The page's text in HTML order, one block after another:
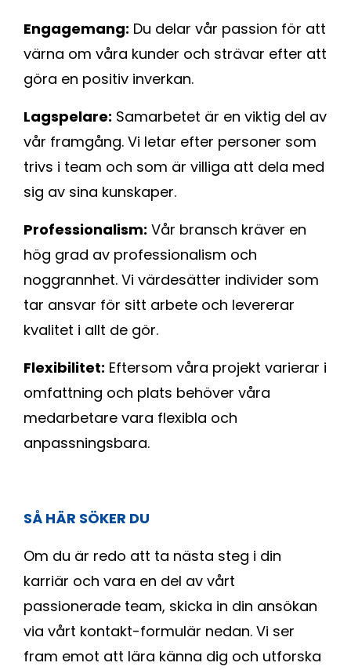
Engagemang: Du delar vår passion för att
värna om våra kunder och strävar efter att
göra en positiv inverkan.
Lagspelare: Samarbetet är en viktig del av
vår framgång. Vi letar efter personer som
trivs i team och som är villiga att dela med
sig av sina kunskaper.
Professionalism: Vår bransch kräver en
hög grad av professionalism och
noggrannhet. Vi värdesätter individer som
tar ansvar för sitt arbete och levererar
kvalitet i allt de gör.
Flexibilitet: Eftersom våra projekt varierar i
omfattning och plats behöver våra
medarbetare vara flexibla och
anpassningsbara.
SÅ HÄR SÖKER DU
Om du är redo att ta nästa steg i din
karriär och vara en del av vårt
passionerade team, skicka in din ansökan
via vårt kontakt-formulär nedan. Vi ser
fram emot att lära känna dig och utforska